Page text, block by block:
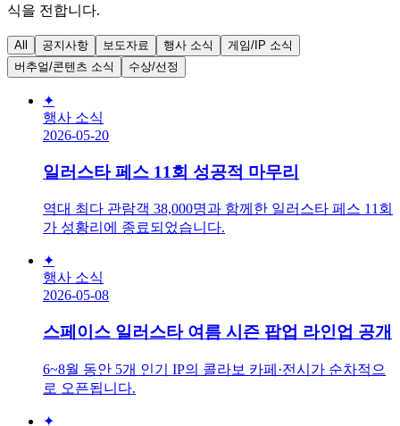
식을 전합니다.
All 공지사항 보도자료 행사 소식
게임/IP 소식
버추얼/콘텐츠 소식
수상/선정
✦
행사 소식
2026-05-20
일러스타 페스 11회 성공적 마무리
역대 최다 관람객 38,000명과 함께한 일러스타 페스 11회
가 성황리에 종료되었습니다.
✦
행사 소식
2026-05-08
스페이스 일러스타 여름 시즌 팝업 라인업 공개
6~8월 동안 5개 인기 IP의 콜라보 카페·전시가 순차적으
로 오픈됩니다.
✦